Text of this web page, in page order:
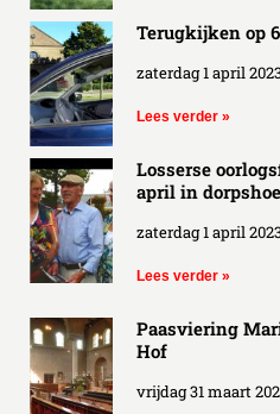
Terugkijken op
zaterdag 1 april
Lees verder »
Losserse
april in
zaterdag 1 april
Lees verder »
Paasviering
Hof
vrijdag 31 maart